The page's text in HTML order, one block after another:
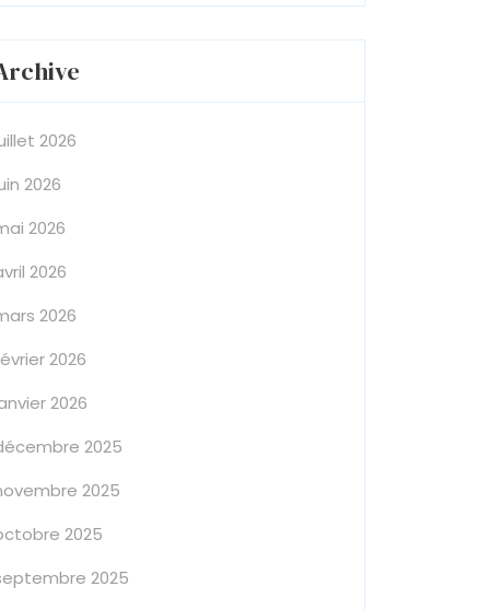
2026
2026
2026
2026
2026
2026
2026
2025
2025
2025
2025